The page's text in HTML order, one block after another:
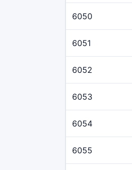
6050
6051
6052
6053
6054
6055